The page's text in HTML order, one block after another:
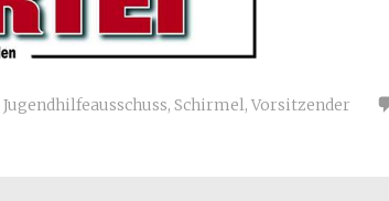
Jugendhilfeausschuss, Schirmel, Vorsitzender